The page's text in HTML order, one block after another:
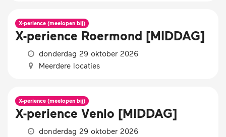
X-perience (meelopen bij)
X-perience Roermond [MIDDAG]
donderdag 29 oktober 2026
Meerdere locaties
X-perience (meelopen bij)
X-perience Venlo [MIDDAG]
donderdag 29 oktober 2026